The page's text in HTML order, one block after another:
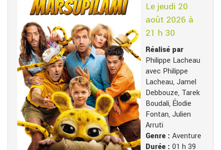
Le jeudi 20
août 2026 à
21 h 30
Réalisé par
Philippe Lacheau
avec Philippe
Lacheau, Jamel
Debbouze, Tarek
Boudali, Élodie
Fontan, Julien
Arruti
Genre : Aventure
Durée : 01 h 39